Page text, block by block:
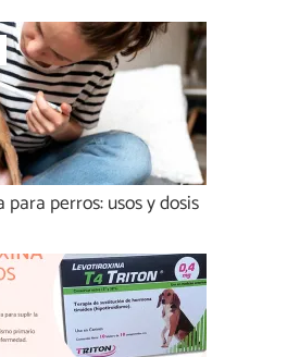
perros: usos y dosis